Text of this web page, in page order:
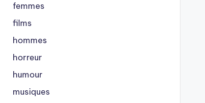
femmes
films
hommes
horreur
humour
musiques